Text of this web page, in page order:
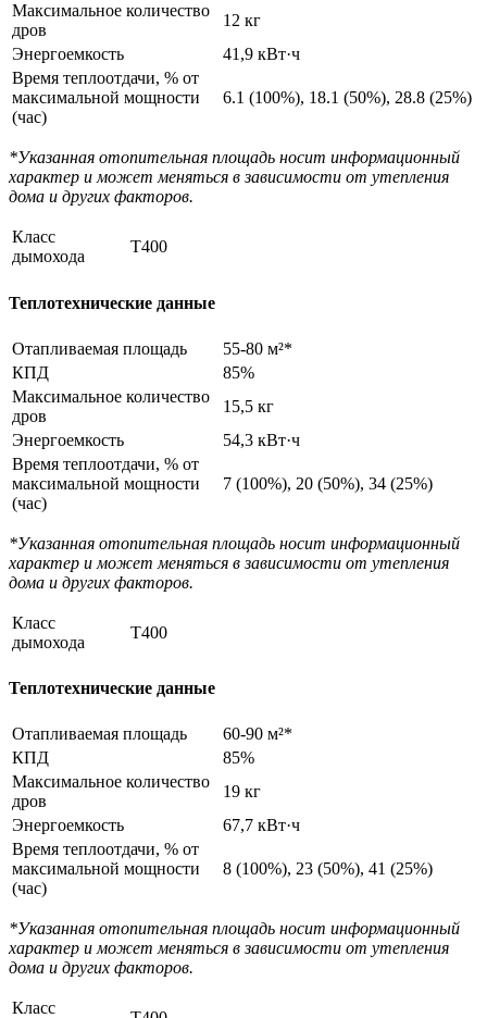
Максимальное количество
дров
12 кг
Энергоемкость
41,9 кВт·ч
Время теплоотдачи, % от
максимальной мощности
(час)
6.1 (100%), 18.1 (50%), 28.8 (25%)
*Указанная отопительная площадь носит информационный
характер и может меняться в зависимости от утепления
дома и других факторов.
Класс
дымохода
T400
Теплотехнические данные
Отапливаемая площадь
55-80 м²*
КПД
85%
Максимальное количество
дров
15,5 кг
Энергоемкость
54,3 кВт·ч
Время теплоотдачи, % от
максимальной мощности
(час)
7 (100%), 20 (50%), 34 (25%)
*Указанная отопительная площадь носит информационный
характер и может меняться в зависимости от утепления
дома и других факторов.
Класс
дымохода
T400
Теплотехнические данные
Отапливаемая площадь
60-90 м²*
КПД
85%
Максимальное количество
дров
19 кг
Энергоемкость
67,7 кВт·ч
Время теплоотдачи, % от
максимальной мощности
(час)
8 (100%), 23 (50%), 41 (25%)
*Указанная отопительная площадь носит информационный
характер и может меняться в зависимости от утепления
дома и других факторов.
Класс